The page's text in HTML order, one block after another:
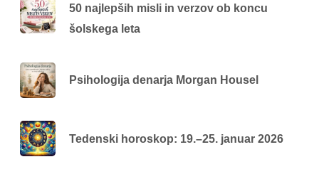
50 najlepših misli in verzov ob koncu
šolskega leta
Psihologija denarja Morgan Housel
Tedenski horoskop: 19.–25. januar 2026